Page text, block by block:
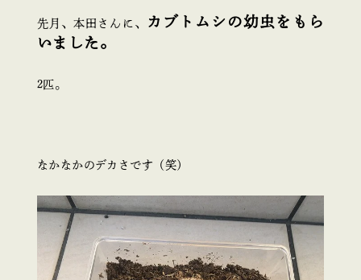
先月、本田さんに、
カブトムシの幼虫をもら
いました。
2匹。
なかなかのデカさです（笑）